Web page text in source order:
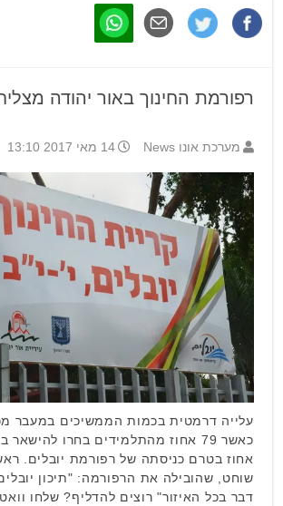
רפורמת החינוך באור יהודה
מערכת אונו News 14 מאי 2017 13:10
עלייה דרמטית בכמות הממשיכים במעבר
אחוז בטרם כניסתה של רפורמת יובלים.
שוחט, שהובילה את הרפורמה: "תיכון
דבר בכל האיזור" רוצים להדליף? שלחו